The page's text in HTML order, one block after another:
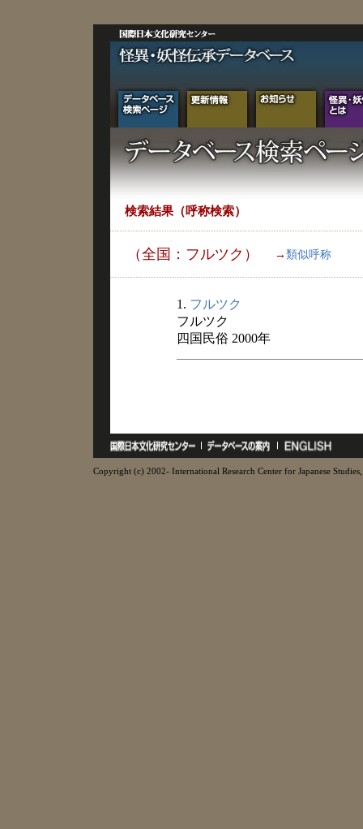
検索結果（呼称検索）
（全国：フルツク） → 類似呼称
1. フルツク
フルツク
四国民俗 2000年
Copyright (c) 2002- International Research Center for Japanese